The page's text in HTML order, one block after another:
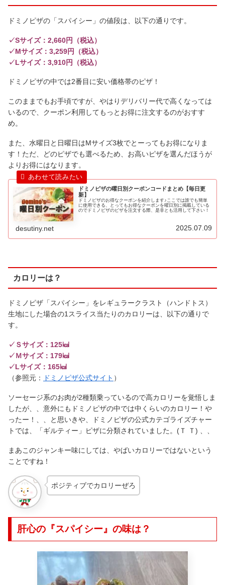
ドミノピザの「スパイシー」の値段は、以下の通りです。
✓Sサイズ：2,660円（税込）
✓Mサイズ：3,259円（税込）
✓Lサイズ：3,910円（税込）
ドミノピザの中では2番目に安い価格帯のピザ！
このままでもお手頃ですが、やはりデリバリー代で高くなっては
いるので、クーポン利用してもっとお得に注文するのがおすす
め。
また、水曜日と日曜日はMサイズ3枚でとーってもお得になりま
す！ただ、どのピザでも選べるため、お高いピザを選んだほうが
よりお得にはなります。
ドミノピザの曜日別クーポンコードまとめ【毎日更
新】
ドミノピザのお得なクーポンを紹介します♪ここでは誰でも簡単
に使用できる、とってもお得なクーポンを曜日別に掲載している
のでドミノピザのピザを注文する際、是非とも活用して下さい！
desutiny.net 2025.07.09
カロリーは？
ドミノピザ「スパイシー」をレギュラークラスト（ハンドトス）
生地にした場合の1スライス当たりのカロリーは、以下の通りで
す。
✓Ｓサイズ：125㎉
✓Ｍサイズ：179㎉
✓Lサイズ：165㎉
（参照元：
ドミノピザ公式サイト ）
ソーセージ系のお肉が2種類乗っているので高カロリーを覚悟しま
したが、、意外にもドミノピザの中では中くらいのカロリー！や
ったー！、、と思いきや、ドミノピザの公式カテゴライズチャー
トでは、「ギルティー」ピザに分類されていました。(Ｔ Ｔ) 、、
まあこのジャンキー味にしては、やばいカロリーではないという
ことですね！
ポジティブでカロリーぜろ
肝心の『スパイシー』の味は？